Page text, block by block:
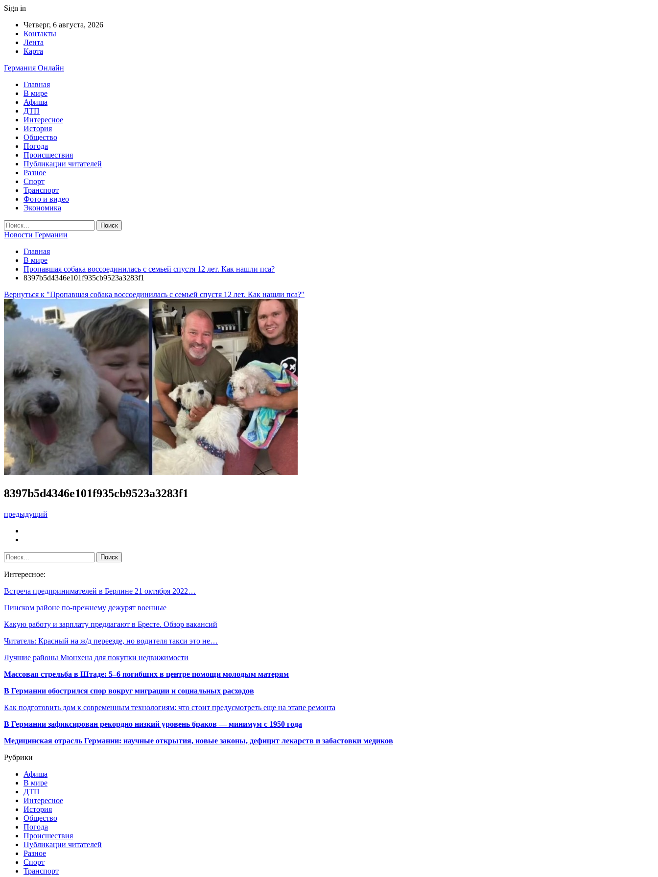
Sign in
Четверг, 6 августа, 2026
Контакты
Лента
Карта
Германия Онлайн
Главная
В мире
Афиша
ДТП
Интересное
История
Общество
Погода
Происшествия
Публикации читателей
Разное
Спорт
Транспорт
Фото и видео
Экономика
Новости Германии
Главная
В мире
Пропавшая собака воссоединилась с семьей спустя 12 лет. Как нашли пса?
8397b5d4346e101f935cb9523a3283f1
Вернуться к "Пропавшая собака воссоединилась с семьей спустя 12 лет. Как нашли пса?"
8397b5d4346e101f935cb9523a3283f1
предыдущий
Интересное:
Встреча предпринимателей в Берлине 21 октября 2022…
Пинском районе по-прежнему дежурят военные
Какую работу и зарплату предлагают в Бресте. Обзор вакансий
Читатель: Красный на ж/д переезде, но водителя такси это не…
Лучшие районы Мюнхена для покупки недвижимости
Массовая стрельба в Штаде: 5–6 погибших в центре помощи молодым матерям
В Германии обострился спор вокруг миграции и социальных расходов
Как подготовить дом к современным технологиям: что стоит предусмотреть еще на этапе ремонта
В Германии зафиксирован рекордно низкий уровень браков — минимум с 1950 года
Медицинская отрасль Германии: научные открытия, новые законы, дефицит лекарств и забастовки медиков
Рубрики
Афиша
В мире
ДТП
Интересное
История
Общество
Погода
Происшествия
Публикации читателей
Разное
Спорт
Транспорт